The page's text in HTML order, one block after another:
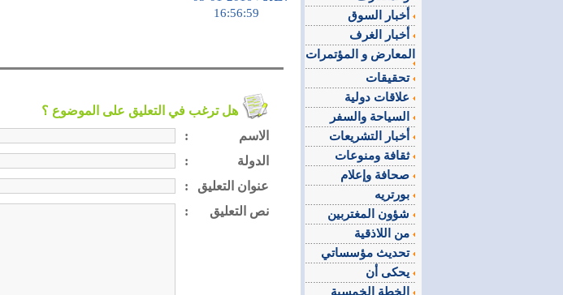
هل ترغب في التعليق على الموضوع ؟
:
الاسم
:
الدولة
:
عنوان التعليق
:
نص التعليق
المعارض و المؤتمرات
تحقيقات
ثقافة ومنوعات
تحديث مؤسساتي